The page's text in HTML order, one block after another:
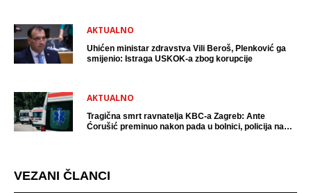
AKTUALNO
Uhićen ministar zdravstva Vili Beroš, Plenković ga
smijenio: Istraga USKOK-a zbog korupcije
AKTUALNO
Tragična smrt ravnatelja KBC-a Zagreb: Ante
Ćorušić preminuo nakon pada u bolnici, policija na
VEZANI ČLANCI